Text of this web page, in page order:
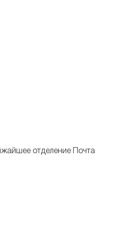
отделение Почта